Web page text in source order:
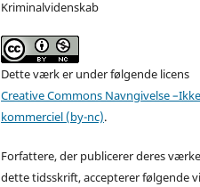
Kriminalvidenskab
Dette værk er under følgende licens
Creative Commons Navngivelse
kommerciel (by-nc).
Forfattere, der publicerer deres
dette tidsskrift, accepterer følgende